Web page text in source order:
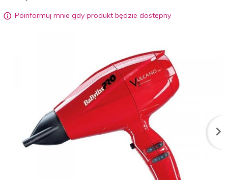
Poinformuj mnie gdy produkt będzie dostępny